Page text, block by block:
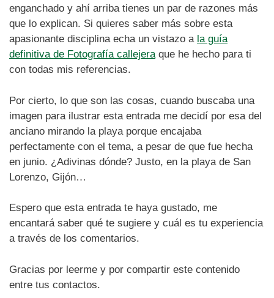
enganchado y ahí arriba tienes un par de razones más
que lo explican. Si quieres saber más sobre esta
apasionante disciplina echa un vistazo a la guía
definitiva de Fotografía callejeraque he hecho para ti
con todas mis referencias.
Por cierto, lo que son las cosas, cuando buscaba una
imagen para ilustrar esta entrada me decidí por esa del
anciano mirando la playa porque encajaba
perfectamente con el tema, a pesar de que fue hecha
en junio. ¿Adivinas dónde? Justo, en la playa de San
Lorenzo, Gijón…
Espero que esta entrada te haya gustado, me
encantará saber qué te sugiere y cuál es tu experiencia
a través de los comentarios.
Gracias por leerme y por compartir este contenido
entre tus contactos.